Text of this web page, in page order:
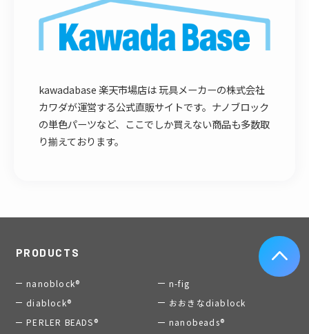
kawadabase 楽天市場店は 玩具メーカーの株式会社
カワダが運営する公式直販サイトです。ナノブロック
の単色パーツなど、ここでしか買えない商品も多数取
り揃えております。
PRODUCTS
nanoblock®
n-fig
diablock®
おおきなdiablock
PERLER BEADS®
nanobeads®